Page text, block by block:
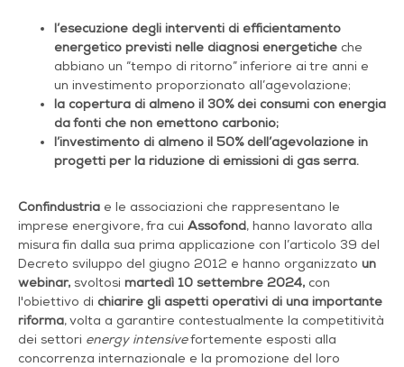
l’esecuzione degli interventi di efficientamento
energetico previsti nelle diagnosi energetiche che
abbiano un “tempo di ritorno” inferiore ai tre anni e
un investimento proporzionato all’agevolazione;
la copertura di almeno il 30% dei consumi con energia
da fonti che non emettono carbonio;
l’investimento di almeno il 50% dell’agevolazione in
progetti per la riduzione di emissioni di gas serra.
Confindustria e le associazioni che rappresentano le
imprese energivore, fra cui Assofond, hanno lavorato alla
misura fin dalla sua prima applicazione con l’articolo 39 del
Decreto sviluppo del giugno 2012 e hanno organizzato un
webinar, svoltosi martedì 10 settembre 2024, con
l'obiettivo di chiarire gli aspetti operativi di una importante
riforma, volta a garantire contestualmente la competitività
dei settori energy intensivefortemente esposti alla
concorrenza internazionale e la promozione del loro